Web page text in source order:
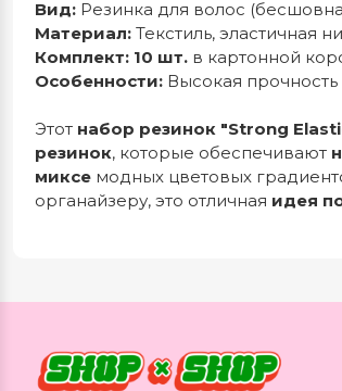
Вид: Резинка для волос
Материал: Текстиль, эластичная
Комплект: 10 шт. в картонной
Особенности: Высокая
Этот набор резинок "Strong
резинок, которые обеспечивают
миксе модных цветовых
органайзеру, это отличная идея